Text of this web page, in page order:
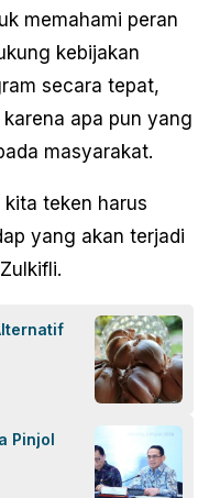
memahami peran
kebijakan
secara tepat,
apa pun yang
masyarakat.
teken harus
yang akan terjadi
Pinjol